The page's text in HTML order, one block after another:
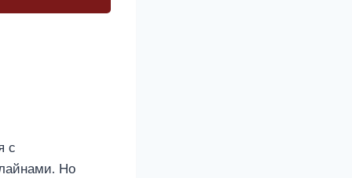
с
Но